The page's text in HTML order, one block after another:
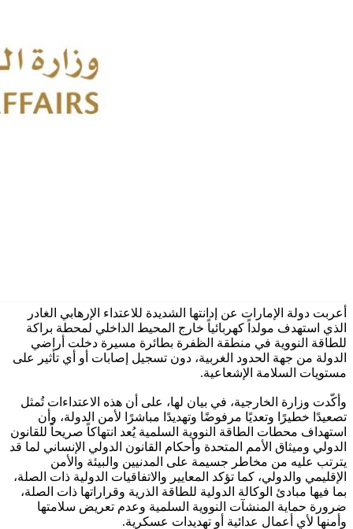
أعربت دولة الإمارات عن إدانتها الشديدة للاعتداء الإرهابي الغادر
الذي استهدف مولداً كهربائياً خارج المحيط الداخلي لمحطة براكة
للطاقة النووية في منطقة الظفرة بطائرة مسيرة دخلت أراضي
الدولة من جهة الحدود الغربية، دون تسجيل إصابات أو أي تأثير على
مستويات السلامة الإشعاعية.
وأكّدت وزارة الخارجية، في بيان لها، على أن هذه الاعتداءات تُمثل
تصعيدًا خطيرًا وتعديًا مرفوضًا وتهديدًا مباشرًا لأمن الدولة، وأن
استهداف محطات الطاقة النووية السلمية يُعد انتهاكاً صريحاً للقانون
الدولي وميثاق الأمم المتحدة وأحكام القانون الدولي الإنساني لما قد
يترتب عليه من مخاطر جسيمة على المدنيين والبيئة والأمن
الإقليمي والدولي، كما تؤكد المعايير والاتفاقيات الدولية ذات الصلة،
بما فيها مبادئ الوكالة الدولية للطاقة الذرية وقراراتها ذات الصلة،
ضرورة حماية المنشآت النووية السلمية وعدم تعريض سلامتها
وأمنها لأي أعمال عدائية أو تهديدات عسكرية.